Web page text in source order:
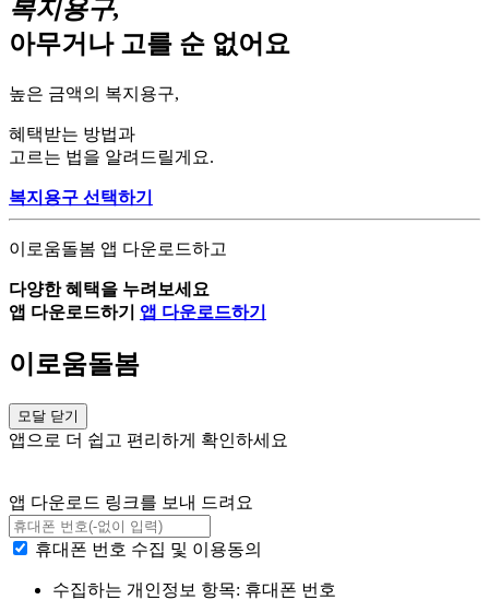
복지용구,
아무거나 고를 순 없어요
높은 금액의 복지용구,
혜택받는 방법과
고르는 법을 알려드릴게요.
복지용구 선택하기
이로움돌봄 앱 다운로드하고
다양한 혜택을 누려보세요
앱 다운로드하기
앱 다운로드하기
이로움돌봄
모달 닫기
앱으로 더 쉽고 편리하게 확인하세요
앱 다운로드 링크를 보내 드려요
휴대폰 번호 수집 및 이용동의
수집하는 개인정보 항목: 휴대폰 번호